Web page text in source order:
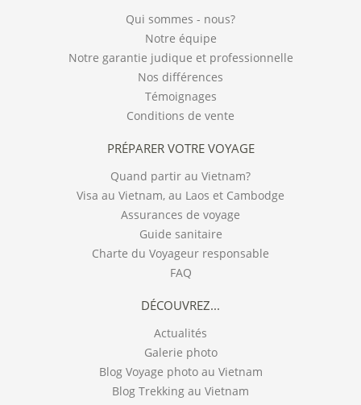
Qui sommes - nous?
Notre équipe
Notre garantie judique et professionnelle
Nos différences
Témoignages
Conditions de vente
PRÉPARER VOTRE VOYAGE
Quand partir au Vietnam?
Visa au Vietnam, au Laos et Cambodge
Assurances de voyage
Guide sanitaire
Charte du Voyageur responsable
FAQ
DÉCOUVREZ...
Actualités
Galerie photo
Blog Voyage photo au Vietnam
Blog Trekking au Vietnam